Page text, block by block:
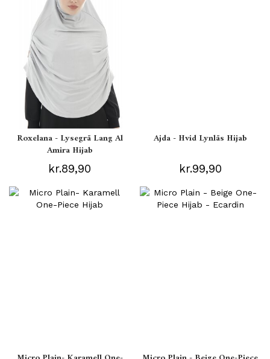
Roxelana - Lysegrå Lang Al
Amira Hijab
kr.89,90
Ajda - Hvid Lynlås Hijab
kr.99,90